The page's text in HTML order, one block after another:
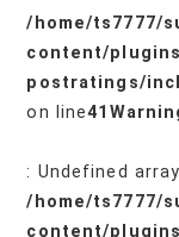
/home/ts7777/
content/
postratings/
on line41
: Undefined
/home/ts7777/
content/